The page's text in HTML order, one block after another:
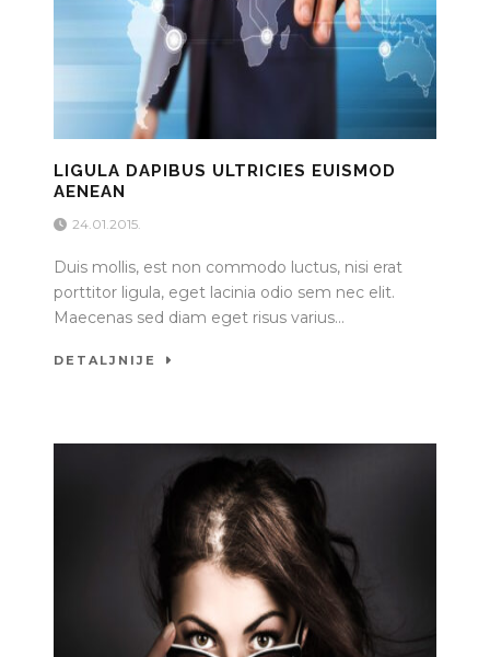
LIGULA DAPIBUS ULTRICIES EUISMOD
AENEAN
24.01.2015.
Duis mollis, est non commodo luctus, nisi erat
porttitor ligula, eget lacinia odio sem nec elit.
Maecenas sed diam eget risus varius...
DETALJNIJE